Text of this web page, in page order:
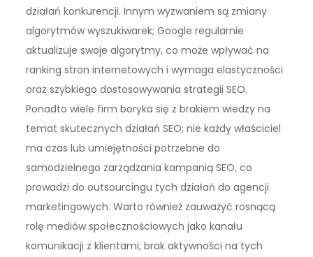
działań konkurencji. Innym wyzwaniem są zmiany
algorytmów wyszukiwarek; Google regularnie
aktualizuje swoje algorytmy, co może wpływać na
ranking stron internetowych i wymaga elastyczności
oraz szybkiego dostosowywania strategii SEO.
Ponadto wiele firm boryka się z brakiem wiedzy na
temat skutecznych działań SEO; nie każdy właściciel
ma czas lub umiejętności potrzebne do
samodzielnego zarządzania kampanią SEO, co
prowadzi do outsourcingu tych działań do agencji
marketingowych. Warto również zauważyć rosnącą
rolę mediów społecznościowych jako kanału
komunikacji z klientami; brak aktywności na tych